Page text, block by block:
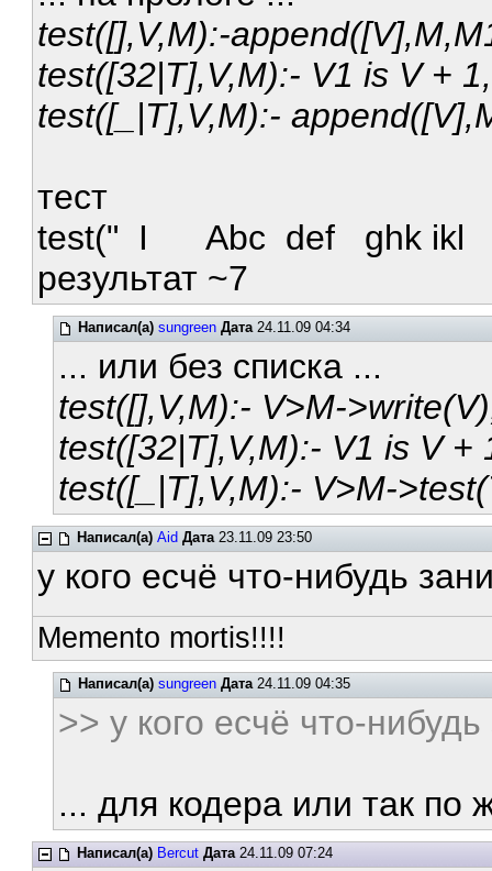
test([],V,M):-
test([32|T],V,M):- V1 is V +
test([_|T],V,M):-
тест
test(" I Abc def ghk
результат ~7
Написал(а) sungreen Дата24.11.09 04:34
... или без списка ...
test([],V,M):- V>M-
test([32|T],V,M):- V1 is V +
test([_|T],V,M):- V>M-
Написал(а) Aid Дата23.11.09 23:50
у кого есчё что-нибудь
Memento mortis!!!!
Написал(а) sungreen Дата24.11.09 04:35
>> у кого есчё что-
... для кодера или так по
Написал(а) Bercut Дата24.11.09 07:24